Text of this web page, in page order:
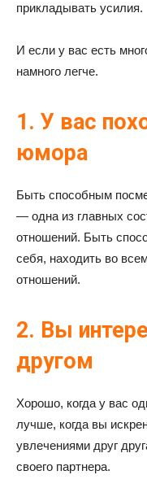
прикладывать усилия.
И если у вас есть
намного легче.
1. У вас
юмора
Быть способным
— одна из главных
отношений. Быть
себя, находить во
отношений.
2. Вы
другом
Хорошо, когда у вас
лучше, когда вы
увлечениями друг
своего партнера.